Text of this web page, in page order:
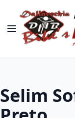
Pular para o
Alternar Nav
Selim